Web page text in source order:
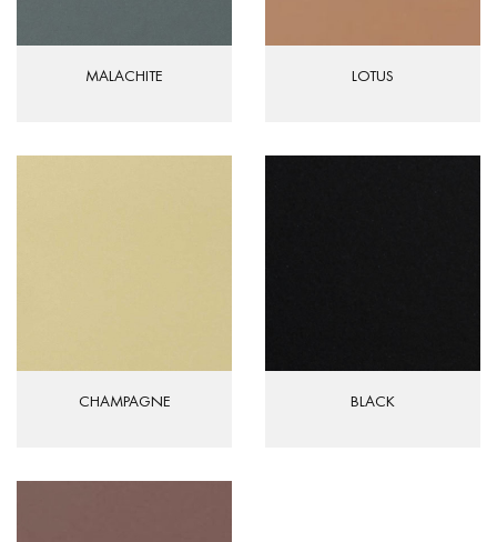
MALACHITE LOTUS
CHAMPAGNE BLACK